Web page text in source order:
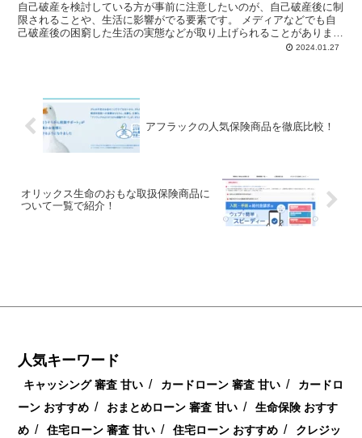
自己破産を検討している方が事前に注意したいのが、自己破産後に制
限されることや、生活に影響がでる要素です。 メディアなどでも自
己破産後の困窮した生活の実態などが取り上げられることがあります
が、実際のところ、どのような影響があるのでしょうか？ ...2024.01.27
アフラックの人気保険商品を徹底比較！
オリックス生命のおもな取扱保険商品に
ついて一覧で紹介！
人気キーワード
キャッシング 審査 甘い / カードローン 審査 甘い /
カードロ
ーン おすすめ / おまとめローン 審査 甘い /
生命保険 おすす
め / 住宅ローン 審査 甘い / 住宅ローン おすすめ /
クレジッ